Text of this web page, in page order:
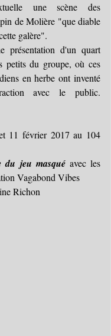
une scène des
de Molière "que diable
galère".
présentation d'un quart
petits du groupe, où ces
en herbe ont inventé
avec le public.
11 février 2017 au 104
du jeu masqué avec les
Vagabond Vibes
Richon